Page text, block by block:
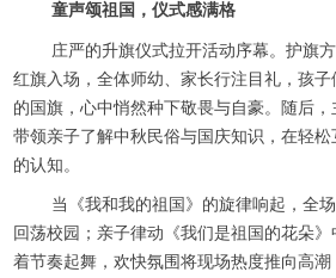
童声颂祖国，仪式感满格
庄严的升旗仪式拉开活动序幕。护旗
红旗入场，全体师幼、家长行注目礼，孩
的国旗，心中悄然种下敬畏与自豪。随后，
带领亲子了解中秋民俗与国庆知识，在轻松
的认知。​
当《我和我的祖国》的旋律响起，全
回荡校园；亲子律动《我们是祖国的花朵
着节奏起舞，欢快氛围将现场热度推向高